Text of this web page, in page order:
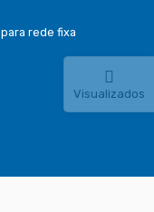
rede fixa
Visualizados